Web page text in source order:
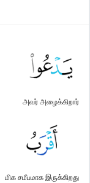
அவர் அழைக்கிறார்
மிக சமீபமாக இருக்கிறது